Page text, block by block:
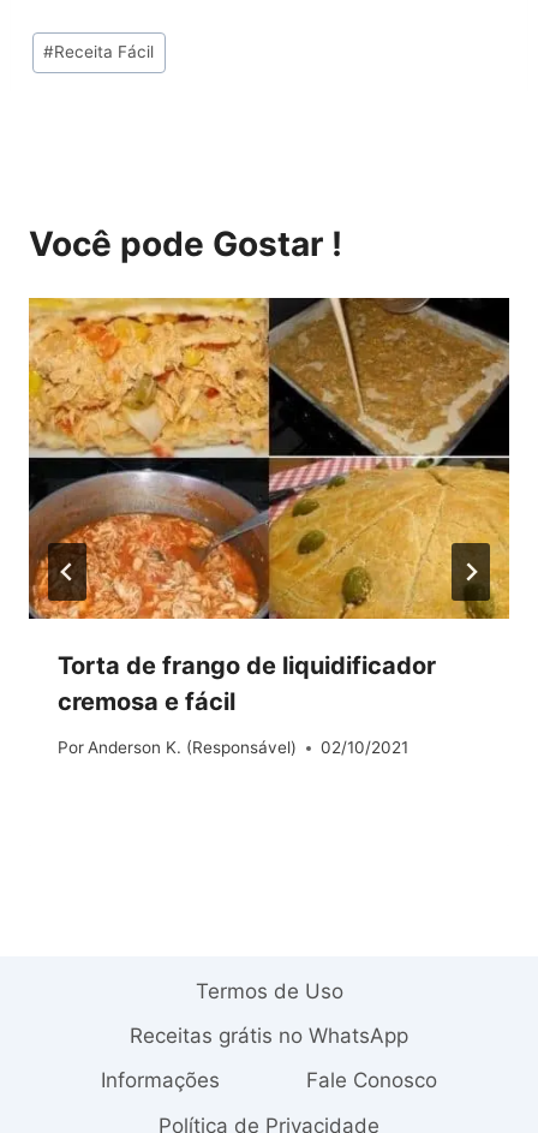
Tags
do
#Receita Fácil
Você pode Gostar !
Torta de frango de liquidificador
cremosa e fácil
Por Anderson K. (Responsável) 02/10/2021
Termos de Uso
Receitas grátis no WhatsApp
Informações
Fale Conosco
Política de Privacidade